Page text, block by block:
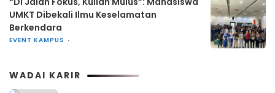
UMKT Dibekali Ilmu Keselamatan
Berkendara
EVENT KAMPUS
WADAI KARIR